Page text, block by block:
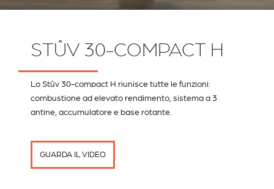
STÛV 30-COMPACT H
Lo Stûv 30-compact H riunisce tutte le funzioni:
combustione ad elevato rendimento, sistema a 3
antine, accumulatore e base rotante.
GUARDA IL VIDEO